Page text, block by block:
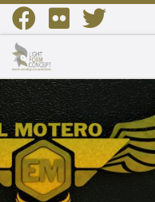
Saltar al contenido